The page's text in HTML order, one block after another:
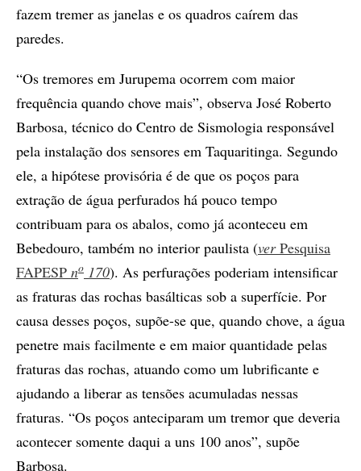
fazem tremer as janelas e os quadros caírem das
paredes.
“Os tremores em Jurupema ocorrem com maior
frequência quando chove mais”, observa José Roberto
Barbosa, técnico do Centro de Sismologia responsável
pela instalação dos sensores em Taquaritinga. Segundo
ele, a hipótese provisória é de que os poços para
extração de água perfurados há pouco tempo
contribuam para os abalos, como já aconteceu em
Bebedouro, também no interior paulista (verPesquisa
FAPESP no 170). As perfurações poderiam intensificar
as fraturas das rochas basálticas sob a superfície. Por
causa desses poços, supõe-se que, quando chove, a água
penetre mais facilmente e em maior quantidade pelas
fraturas das rochas, atuando como um lubrificante e
ajudando a liberar as tensões acumuladas nessas
fraturas. “Os poços anteciparam um tremor que deveria
acontecer somente daqui a uns 100 anos”, supõe
Barbosa.